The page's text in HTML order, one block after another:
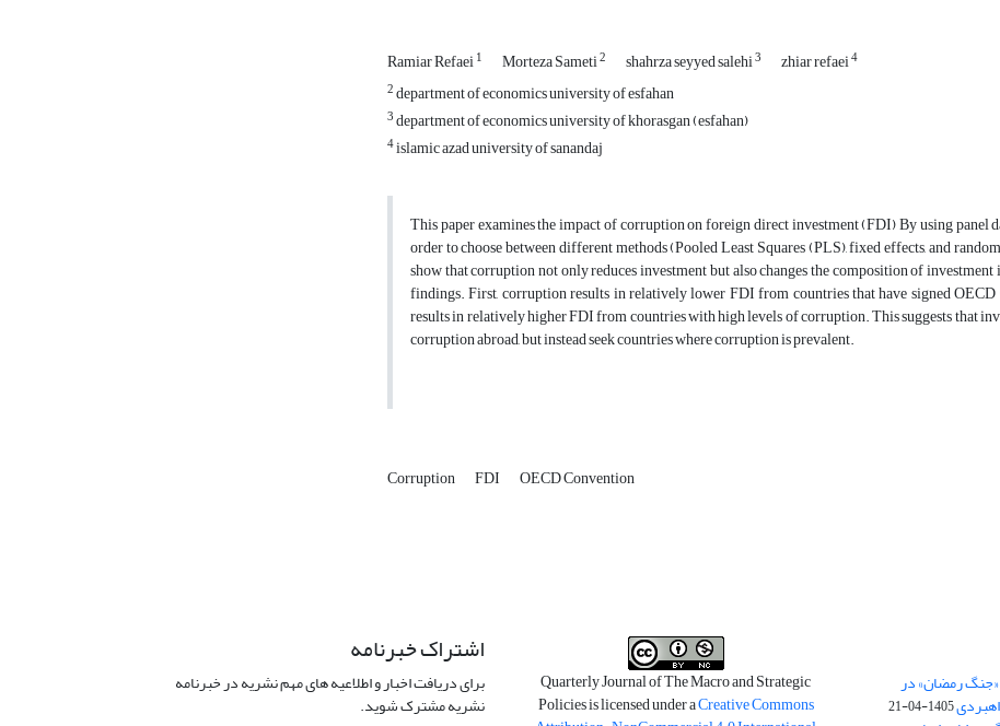
Ramiar Refaei1 Morteza Sameti2 shahrza seyyed salehi3 zhiar refaei4
2department of economics university of esfahan
3department of economics university of khorasgan (esfahan)
4islamic azad university of sanandaj
This paper examines the impact of corruption on foreign direct investment (FDI) By using
order to choose between different methods (Pooled Least Squares (PLS), fixed effects, and
show that corruption not only reduces investment but also changes the composition of
findings. First, corruption results in relatively lower FDI from countries that have signed
results in relatively higher FDI from countries with high levels of corruption. This suggests that
corruption abroad, but instead seek countries where corruption is prevalent.
Corruption FDI OECD Convention
«جنگ رمضان» در
1405-04-21
Quarterly Journal of The Macro and Strategic
Policies is licensed under aCreative Commons
اشتراک خبرنامه
برای دریافت اخبار و اطلاعیه های مهم نشریه در خبرنامه
نشریه مشترک شوید.